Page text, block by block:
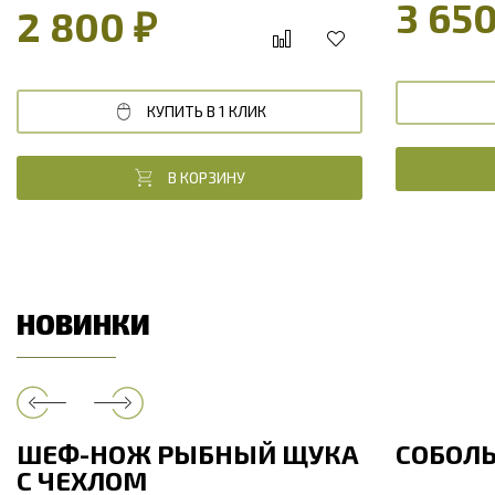
2 800 ₽
КУПИТЬ В 1 КЛИК
В КОРЗИНУ
3
НОВИНКИ
ШЕФ-НОЖ РЫБНЫЙ ЩУКА
С ЧЕХЛОМ